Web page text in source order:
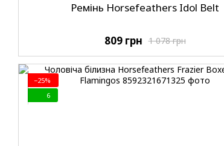
Ремінь Horsefeathers Idol Belt
1 078 грн
809 грн
−25%
6